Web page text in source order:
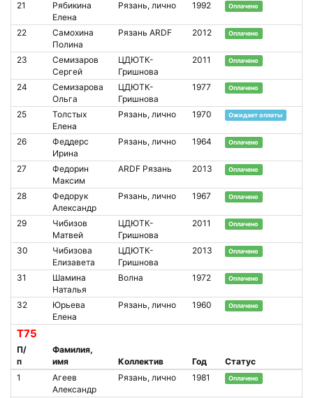
21
Рябикина
Елена
Рязань, лично 1992 Оплачено
22
Самохина
Полина
Рязань ARDF 2012 Оплачено
23
Семизаров
Сергей
ЦДЮТК-
Гришнова
2011 Оплачено
24
Семизарова
Ольга
ЦДЮТК-
Гришнова
1977 Оплачено
25
Толстых
Елена
Рязань, лично 1970 Ожидает оплаты
26
Феддерс
Ирина
Рязань, лично 1964 Оплачено
27
Федорин
Максим
ARDF Рязань 2013 Оплачено
28
Федорук
Александр
Рязань, лично 1967 Оплачено
29
Чибизов
Матвей
ЦДЮТК-
Гришнова
2011 Оплачено
30
Чибизова
Елизавета
ЦДЮТК-
Гришнова
2013 Оплачено
31
Шамина
Наталья
Волна 1972 Оплачено
32
Юрьева
Елена
Рязань, лично 1960 Оплачено
Т75
П/
п
Фамилия,
имя
Коллектив Год
Статус
1
Агеев
Александр
Рязань, лично 1981 Оплачено